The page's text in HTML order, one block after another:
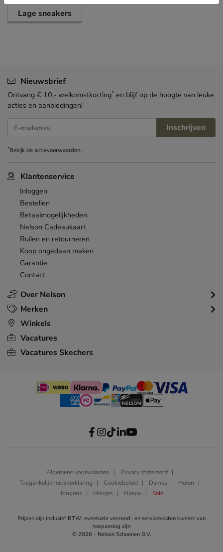
Lage sneakers
Over Nelson
Klantenservice
Inloggen
Bestellen
Betaalmogelijkheden
Nelson Cadeaukaart
Ruilen en retourneren
Koop ongedaan maken
Garantie
Contact
Merken
Winkels
Vacatures
Vacatures Skechers
Nieuwsbrief
Ontvang € 10,- welkomstkorting* en blijf op de hoogte van leuke
acties en aanbiedingen!
E-mailadres Inschrijven
*Bekijk deactievoorwaarden.
Algemene voorwaarden
Privacy statement
Toegankelijkheidsverklaring
Cookiebeleid Dames
Heren
Jongens
Meisjes Nieuw Sale
Prijzen zijn inclusief BTW; eventuele verzend- en servicekosten kunnen van
toepassing zijn
© 2026 - Nelson Schoenen B.V.